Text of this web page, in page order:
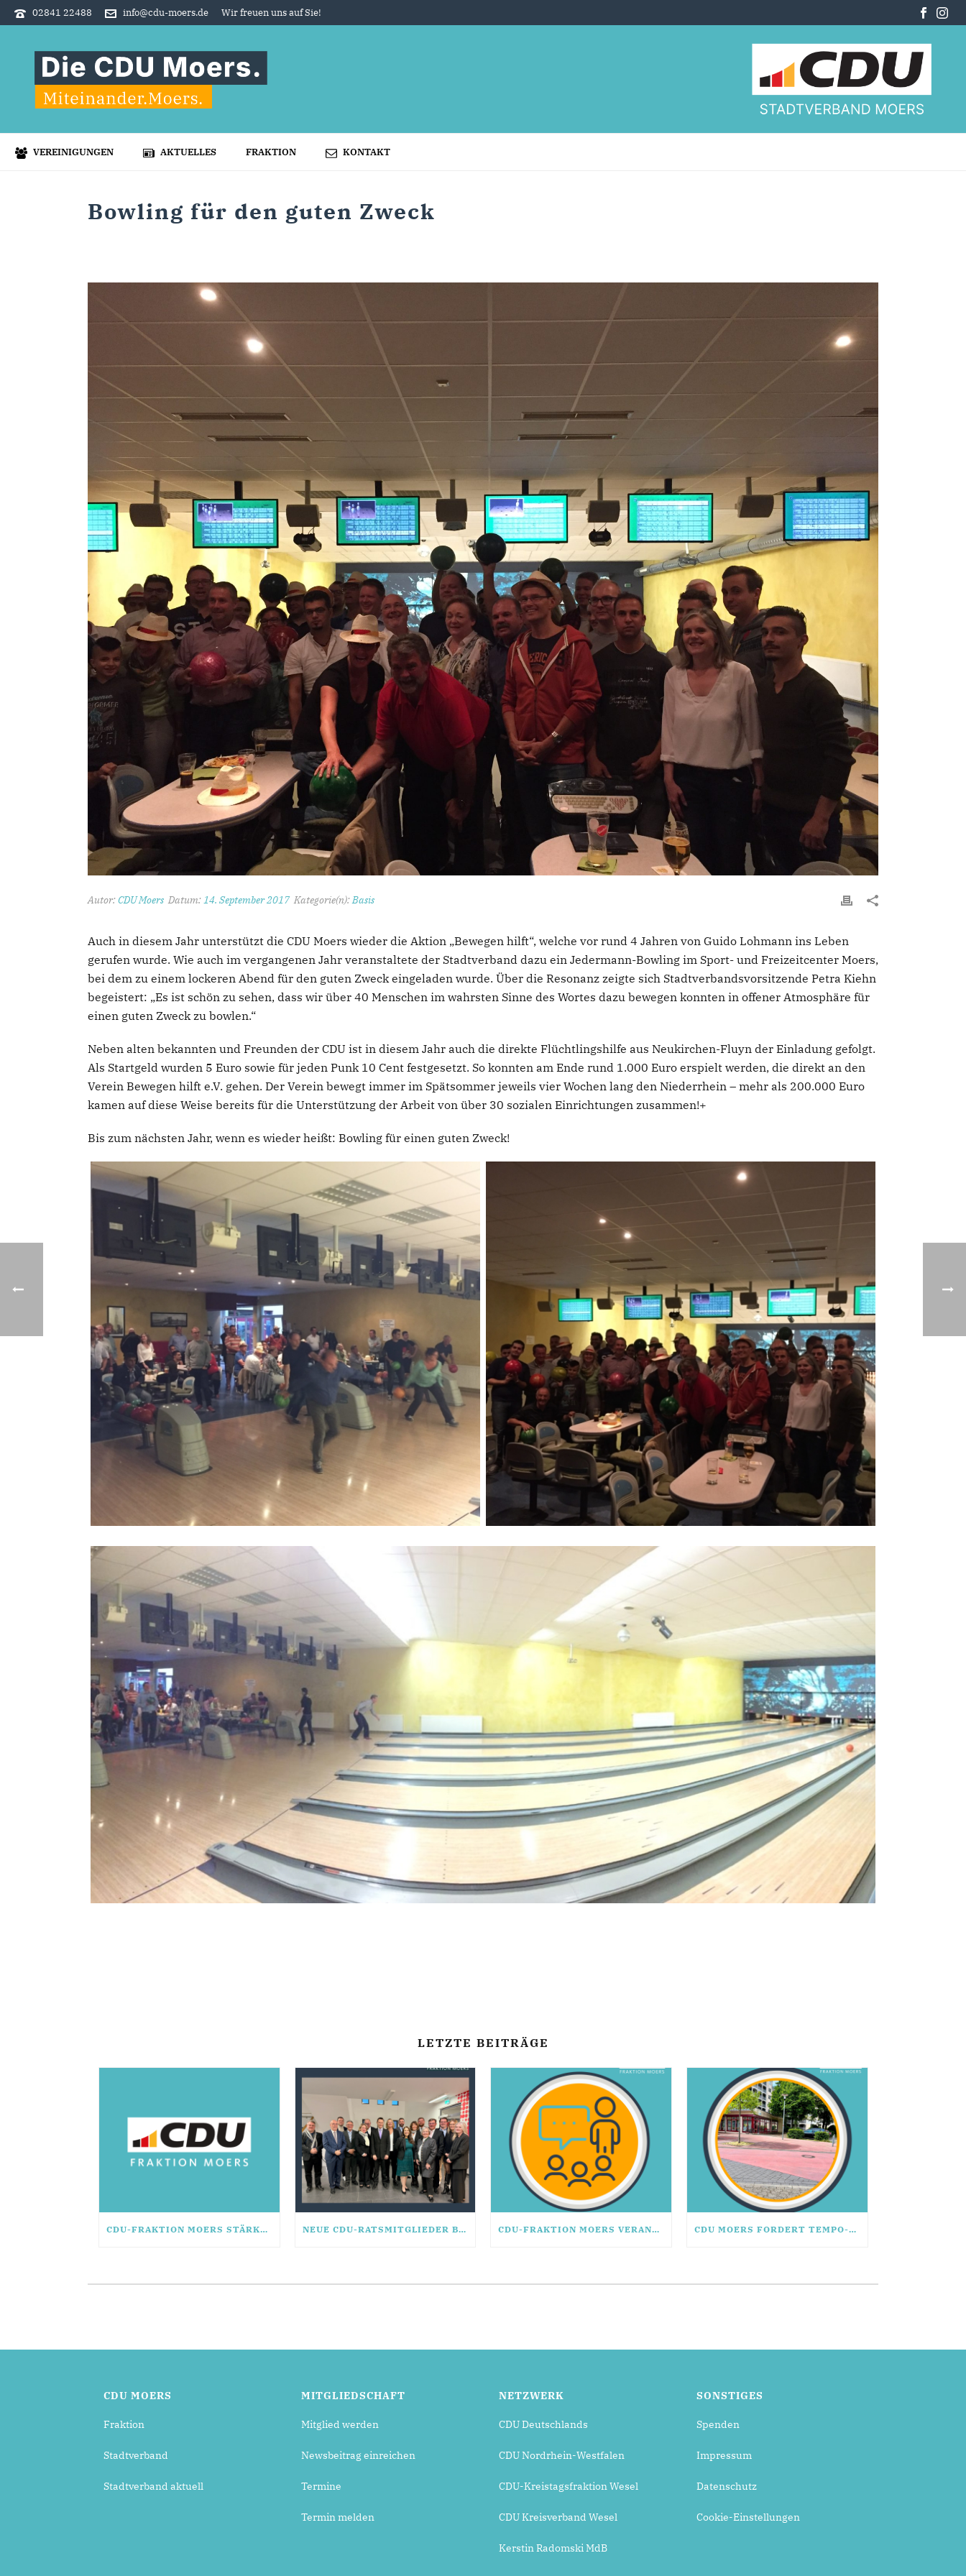
02841 22488 info@cdu-moers.de Wir freuen uns auf Sie!
VEREINIGUNGEN AKTUELLES FRAKTION KONTAKT
Bowling für den guten Zweck
Autor:CDU Moers Datum:14. September 2017 Kategorie(n):Basis
Auch in diesem Jahr unterstützt die CDU Moers wieder die Aktion „Bewegen hilft“, welche vor rund 4 Jahren von Guido Lohmann ins Leben
gerufen wurde. Wie auch im vergangenen Jahr veranstaltete der Stadtverband dazu ein Jedermann-Bowling im Sport- und Freizeitcenter Moers,
bei dem zu einem lockeren Abend für den guten Zweck eingeladen wurde. Über die Resonanz zeigte sich Stadtverbandsvorsitzende Petra Kiehn
begeistert: „Es ist schön zu sehen, dass wir über 40 Menschen im wahrsten Sinne des Wortes dazu bewegen konnten in offener Atmosphäre für
einen guten Zweck zu bowlen.“
Neben alten bekannten und Freunden der CDU ist in diesem Jahr auch die direkte Flüchtlingshilfe aus Neukirchen-Fluyn der Einladung gefolgt.
Als Startgeld wurden 5 Euro sowie für jeden Punk 10 Cent festgesetzt. So konnten am Ende rund 1.000 Euro erspielt werden, die direkt an den
Verein Bewegen hilft e.V. gehen. Der Verein bewegt immer im Spätsommer jeweils vier Wochen lang den Niederrhein – mehr als 200.000 Euro
kamen auf diese Weise bereits für die Unterstützung der Arbeit von über 30 sozialen Einrichtungen zusammen!+
Bis zum nächsten Jahr, wenn es wieder heißt: Bowling für einen guten Zweck!
LETZTE BEITRÄGE
CDU-FRAKTION MOERS STÄRKT RATSMITGLIEDER MIT SEMINAR „FIT FÜR DAS MANDAT“ NEUE CDU-RATSMITGLIEDER BEREITEN SICH GESCHLOSSEN AUF KÜNFTIGE WAHLPERIODE VOR CDU-FRAKTION MOERS VERANSTALTET EXKLUSIVES RHETORIK-SEMINAR CDU MOERS FORDERT TEMPO-BREMSE VOR KINDEREINRICHTUNG
CDU MOERS
Fraktion
Stadtverband
Stadtverband aktuell
MITGLIEDSCHAFT
Mitglied werden
Newsbeitrag einreichen
Termine
Termin melden
NETZWERK
CDU Deutschlands
CDU Nordrhein-Westfalen
CDU-Kreistagsfraktion Wesel
CDU Kreisverband Wesel
Kerstin Radomski MdB
SONSTIGES
Spenden
Impressum
Datenschutz
Cookie-Einstellungen